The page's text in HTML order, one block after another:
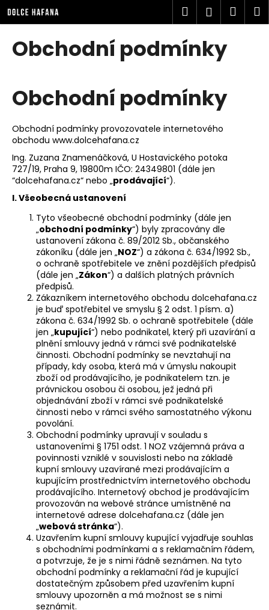
na
obsah
Hledat
Obchodní podmínky
Obchodní podmínky
Obchodní podmínky provozovatele internetového
obchodu www.dolcehafana.cz
Ing. Zuzana Znamenáčková, U Hostavického potoka
727/19, Praha 9, 19800m IČO: 24349801 (dále jen
“dolcehafana.cz“ nebo „prodávající“).
I. Všeobecná ustanovení
Tyto všeobecné obchodní podmínky (dále jen
„obchodní podmínky“) byly zpracovány dle
ustanovení zákona č. 89/2012 Sb., občanského
zákoníku (dále jen „NOZ“) a zákona č. 634/1992 Sb.,
o ochraně spotřebitele ve znění pozdějších předpisů
(dále jen „Zákon“) a dalších platných právních
předpisů.
Zákazníkem internetového obchodu dolcehafana.cz
je buď spotřebitel ve smyslu § 2 odst. 1 písm. a)
zákona č. 634/1992 Sb. o ochraně spotřebitele (dále
jen „kupující“) nebo podnikatel, který při uzavírání a
plnění smlouvy jedná v rámci své podnikatelské
činnosti. Obchodní podmínky se nevztahují na
případy, kdy osoba, která má v úmyslu nakoupit
zboží od prodávajícího, je podnikatelem tzn. je
právnickou osobou či osobou, jež jedná při
objednávání zboží v rámci své podnikatelské
činnosti nebo v rámci svého samostatného výkonu
povolání.
Obchodní podmínky upravují v souladu s
ustanoveními § 1751 odst. 1 NOZ vzájemná práva a
povinnosti vzniklé v souvislosti nebo na základě
kupní smlouvy uzavírané mezi prodávajícím a
kupujícím prostřednictvím internetového obchodu
prodávajícího. Internetový obchod je prodávajícím
provozován na webové stránce umístněné na
internetové adrese dolcehafana.cz (dále jen
„webová stránka“).
Uzavřením kupní smlouvy kupující vyjadřuje souhlas
s obchodními podmínkami a s reklamačním řádem,
a potvrzuje, že je s nimi řádně seznámen. Na tyto
obchodní podmínky a reklamační řád je kupující
dostatečným způsobem před uzavřením kupní
smlouvy upozorněn a má možnost se s nimi
seznámit.
K
o
p
t
ř
e
b
u
j
HLEDAT